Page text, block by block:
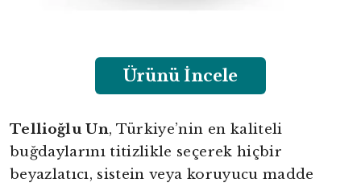
Ürünü İncele
Tellioğlu Un, Türkiye’nin en kaliteli
buğdaylarını titizlikle seçerek hiçbir
beyazlatıcı, sistein veya koruyucu madde